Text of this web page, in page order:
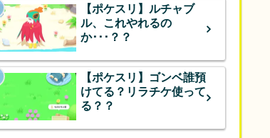
【ポケスリ】ルチャブ
ル、これやれるの
か･･･？？
【ポケスリ】ゴンベ誰預
けてる？リラチケ使って
る？？